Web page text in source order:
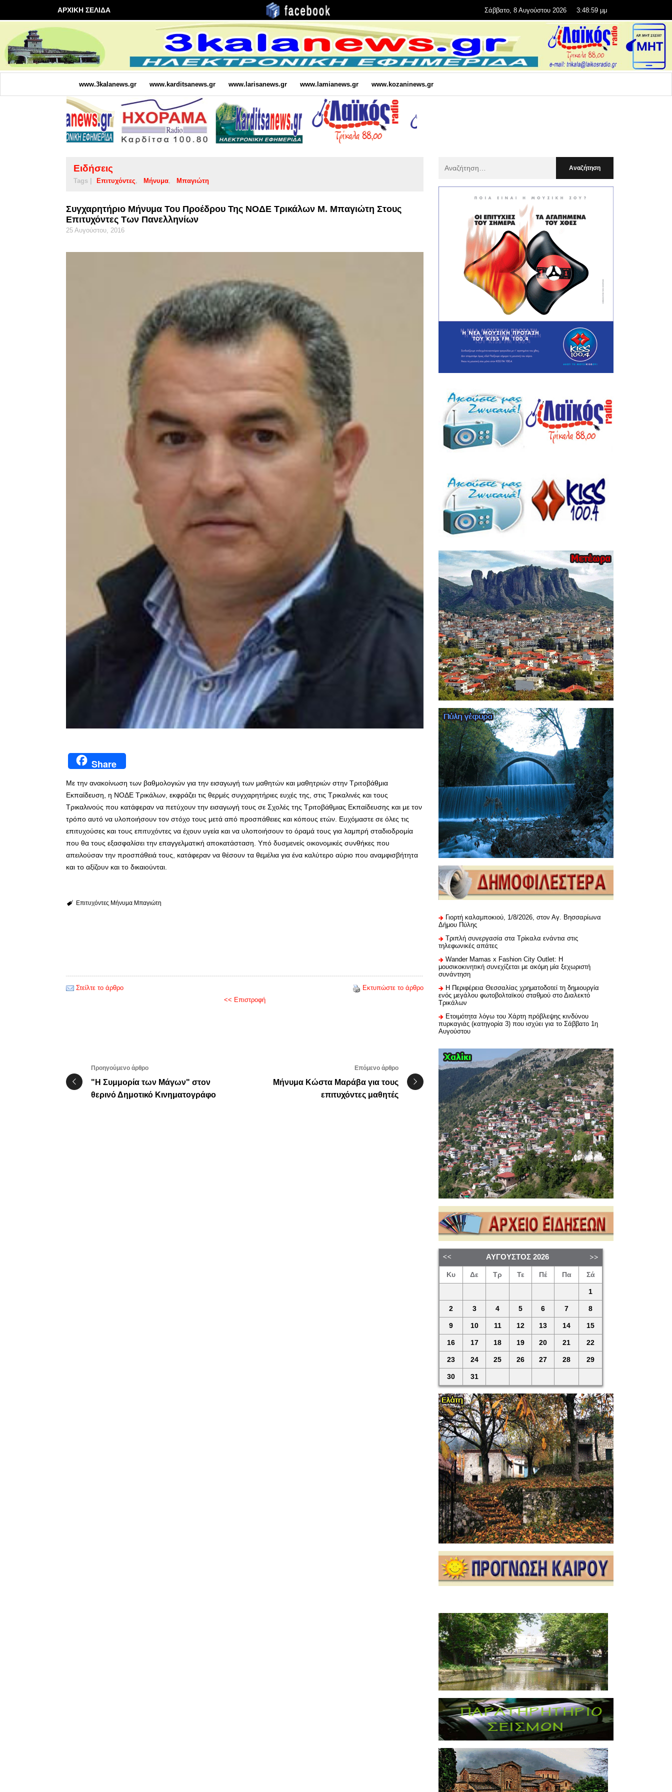
ΑΡΧΙΚΗ ΣΕΛΙΔΑ Σάββατο, 8 Αυγούστου 2026 3:49:01 μμ
www.3kalanews.gr www.karditsanews.gr www.larisanews.gr www.lamianews.gr www.kozaninews.gr
Ειδήσεις
Tags | Επιτυχόντες Μήνυμα Μπαγιώτη
Συγχαρητήριο Μήνυμα Του Προέδρου Της ΝΟΔΕ Τρικάλων Μ. Μπαγιώτη Στους
Επιτυχόντες Των Πανελληνίων
25 Αυγούστου, 2016
Share
Με την ανακοίνωση των βαθμολογιών για την εισαγωγή των μαθητών και μαθητριών στην Τριτοβάθμια
Εκπαίδευση, η ΝΟΔΕ Τρικάλων, εκφράζει τις θερμές συγχαρητήριες ευχές της, στις Τρικαλινές και τους
Τρικαλινούς που κατάφεραν να πετύχουν την εισαγωγή τους σε Σχολές της Τριτοβάθμιας Εκπαίδευσης και με τον
τρόπο αυτό να υλοποιήσουν τον στόχο τους μετά από προσπάθειες και κόπους ετών. Ευχόμαστε σε όλες τις
επιτυχούσες και τους επιτυχόντες να έχουν υγεία και να υλοποιήσουν το όραμά τους για λαμπρή σταδιοδρομία
που θα τους εξασφαλίσει την επαγγελματική αποκατάσταση. Υπό δυσμενείς οικονομικές συνθήκες που
απειλούσαν την προσπάθειά τους, κατάφεραν να θέσουν τα θεμέλια για ένα καλύτερο αύριο που αναμφισβήτητα
και το αξίζουν και το δικαιούνται.
Επιτυχόντες Μήνυμα Μπαγιώτη
Στείλτε το άρθρο
Εκτυπώστε το άρθρο
<< Επιστροφή
Προηγούμενο άρθρο
"Η Συμμορία των Μάγων" στον
θερινό Δημοτικό Κινηματογράφο
Επόμενο άρθρο
Μήνυμα Κώστα Μαράβα για τους
επιτυχόντες μαθητές
:
Γιορτή καλαμποκιού, 1/8/2026, στον Αγ. Βησσαρίωνα
Δήμου Πύλης
Τριπλή συνεργασία στα Τρίκαλα ενάντια στις
τηλεφωνικές απάτες
Wander Mamas x Fashion City Outlet: Η
μουσικοκινητική συνεχίζεται με ακόμη μία ξεχωριστή
συνάντηση
H Περιφέρεια Θεσσαλίας χρηματοδοτεί τη δημιουργία
ενός μεγάλου φωτοβολταϊκού σταθμού στο Διαλεκτό
Τρικάλων
Ετοιμότητα λόγω του Χάρτη πρόβλεψης κινδύνου
πυρκαγιάς (κατηγορία 3) που ισχύει για το Σάββατο 1η
Αυγούστου
ΑΎΓΟΥΣΤΟΣ 2026
Κυ Δε Τρ Τε Πέ Πα Σά
1
2 3 4 5 6 7 8
9 10 11 12 13 14 15
16 17 18 19 20 21 22
23 24 25 26 27 28 29
30 31